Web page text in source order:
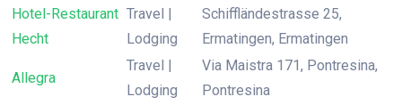
Hotel-Restaurant
Hecht
Travel |
Lodging
Schiffländestrasse 25,
Ermatingen, Ermatingen
Allegra
Travel |
Lodging
Via Maistra 171, Pontresina,
Pontresina